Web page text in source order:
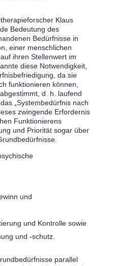
Klaus
Bedeutung des
Bedürfnisse in
einer menschlichen
ihren Stellenwert im
diese Notwendigkeit,
da sie
funktionieren können,
d. h. laufend
„Systembedürfnis nach
zwingende Erfordernis
Funktionierens
und Priorität sogar über
und
und Kontrolle sowie
und -schutz.
parallel